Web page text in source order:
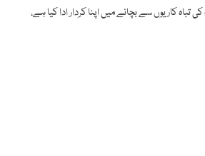
کاریوں سے بچانے میں اپنا کردار ادا کیا ہے،